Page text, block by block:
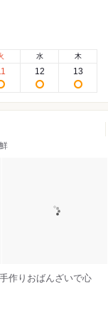
水
12
木
13
作りおばんざいで心